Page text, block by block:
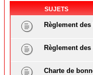
SUJETS
Règlement
Règlement
Charte de